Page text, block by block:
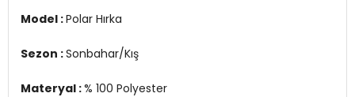
Kalıp Bilgisi : Slim Fit
Üretim Yeri :
Türkiye
7DS25907002S2.461
Model :Polar Hırka
Sezon :Sonbahar/Kış
Materyal :% 100 Polyester